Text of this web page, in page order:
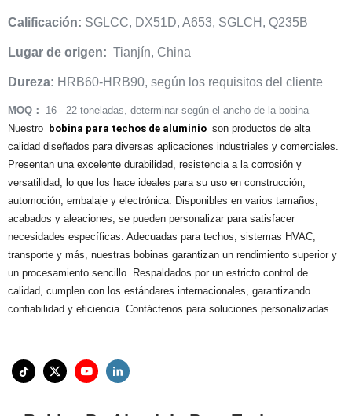
Calificación: SGLCC, DX51D, A653, SGLCH, Q235B
Lugar de origen: Tianjín, China
Dureza: HRB60-HRB90, según los requisitos del cliente
MOQ： 16 - 22 toneladas, determinar según el ancho de la bobina
Nuestro bobina para techos de aluminio son productos de alta
calidad diseñados para diversas aplicaciones industriales y comerciales.
Presentan una excelente durabilidad, resistencia a la corrosión y
versatilidad, lo que los hace ideales para su uso en construcción,
automoción, embalaje y electrónica. Disponibles en varios tamaños,
acabados y aleaciones, se pueden personalizar para satisfacer
necesidades específicas. Adecuadas para techos, sistemas HVAC,
transporte y más, nuestras bobinas garantizan un rendimiento superior y
un procesamiento sencillo. Respaldados por un estricto control de
calidad, cumplen con los estándares internacionales, garantizando
confiabilidad y eficiencia. Contáctenos para soluciones personalizadas.